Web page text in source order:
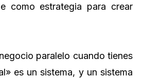
como estrategia para crear
paralelo cuando tienes
es un sistema, y un sistema